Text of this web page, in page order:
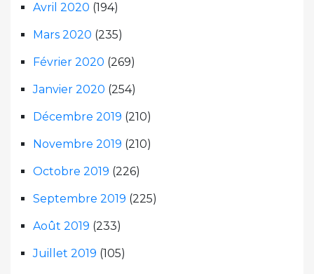
Avril 2020 (194)
Mars 2020 (235)
Février 2020 (269)
Janvier 2020 (254)
Décembre 2019 (210)
Novembre 2019 (210)
Octobre 2019 (226)
Septembre 2019 (225)
Août 2019 (233)
Juillet 2019 (105)